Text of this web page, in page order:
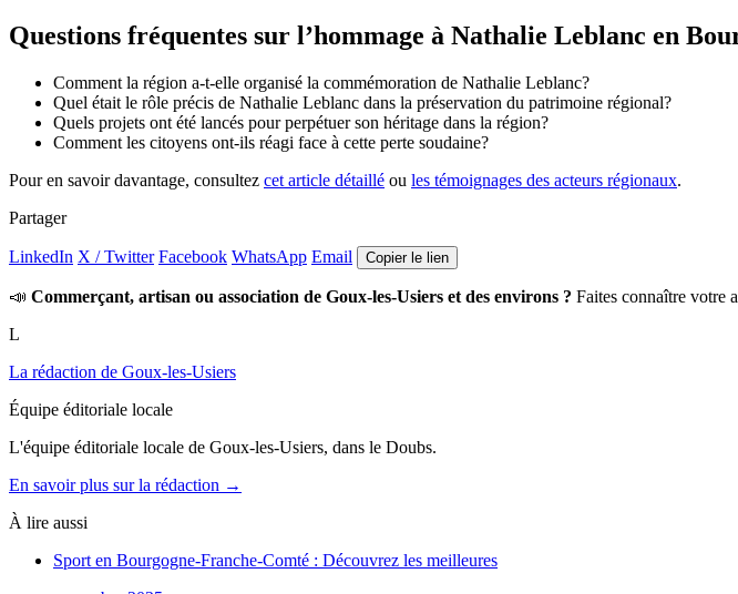
Questions fréquentes sur l’hommage à Nathalie Leblanc en
Comment la région a-t-elle organisé la commémoration de Nathalie Leblanc?
Quel était le rôle précis de Nathalie Leblanc dans la préservation du patrimoine régional?
Quels projets ont été lancés pour perpétuer son héritage dans la région?
Comment les citoyens ont-ils réagi face à cette perte soudaine?
Pour en savoir davantage, consultez cet article détaillé ou les témoignages des acteurs régionaux.
Partager
LinkedIn X / Twitter Facebook WhatsApp Email Copier le lien
📣 Commerçant, artisan ou association de Goux-les-Usiers et des environs ? Faites connaître votre
L
La rédaction de Goux-les-Usiers
Équipe éditoriale locale
L'équipe éditoriale locale de Goux-les-Usiers, dans le Doubs.
En savoir plus sur la rédaction →
À lire aussi
Sport en Bourgogne-Franche-Comté : Découvrez les meilleures